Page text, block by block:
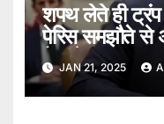
शपथ लेते ही
पेरिस समझौते से
फैसले रद्द”
JAN 21, 2025